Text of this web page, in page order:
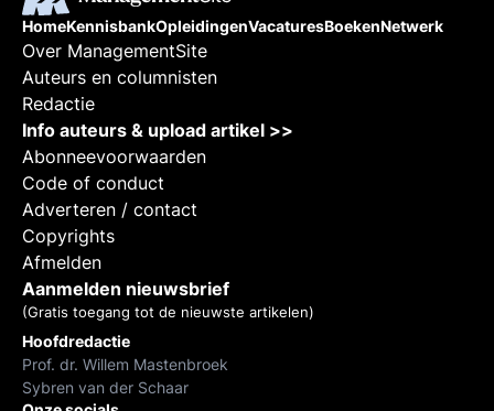
HomeKennisbankOpleidingenVacaturesBoekenNetwerk
Over ManagementSite
Auteurs en columnisten
Redactie
Info auteurs & upload artikel >>
Abonneevoorwaarden
Code of conduct
Adverteren / contact
Copyrights
Afmelden
Aanmelden nieuwsbrief
(Gratis toegang tot de nieuwste artikelen)
Hoofdredactie
Prof. dr. Willem Mastenbroek
Sybren van der Schaar